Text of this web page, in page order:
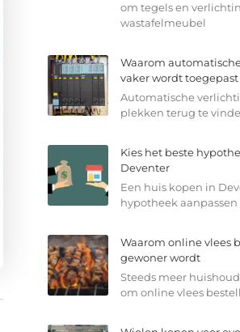
om tegels en
wastafelmeubel
Waarom
vaker wordt toegepast
Automatische
plekken terug te
Kies het beste
Deventer
Een huis kopen in
hypotheek aanpassen
Waarom online vlees
gewoner wordt
Steeds meer
om online vlees